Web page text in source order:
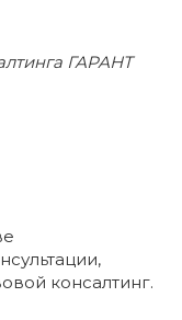
ГАРАНТ
консалтинг.